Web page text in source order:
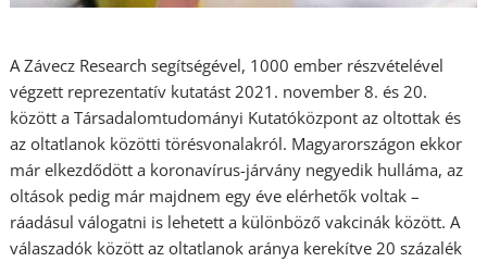
A Závecz Research segítségével, 1000 ember részvételével
végzett reprezentatív kutatást 2021. november 8. és 20.
között a Társadalomtudományi Kutatóközpont az oltottak és
az oltatlanok közötti törésvonalakról. Magyarországon ekkor
már elkezdődött a koronavírus-járvány negyedik hulláma, az
oltások pedig már majdnem egy éve elérhetők voltak –
ráadásul válogatni is lehetett a különböző vakcinák között. A
válaszadók között az oltatlanok aránya kerekítve 20 százalék